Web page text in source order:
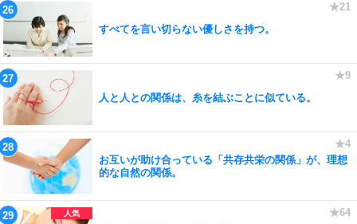
すべてを言い切らない優しさを持つ。
人と人との関係は、糸を結ぶことに似ている。
お互いが助け合っている「共存共栄の関係」が、理想
的な自然の関係。